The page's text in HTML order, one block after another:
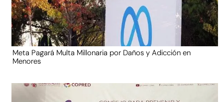
Meta Pagará Multa Millonaria por Daños y Adicción en
Menores